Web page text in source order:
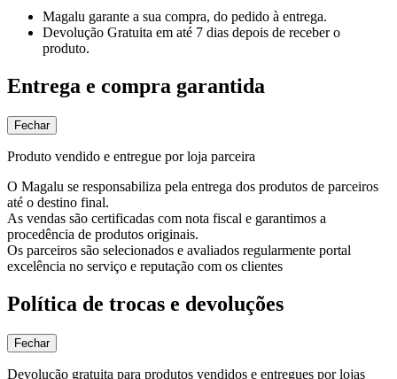
Magalu garante a sua compra, do pedido à entrega.
Devolução Gratuita em até 7 dias depois de receber o
produto.
Entrega e compra garantida
Fechar
Produto vendido e entregue por loja parceira
O Magalu se responsabiliza pela entrega dos produtos de parceiros
até o destino final.
As vendas são certificadas com nota fiscal e garantimos a
procedência de produtos originais.
Os parceiros são selecionados e avaliados regularmente portal
excelência no serviço e reputação com os clientes
Política de trocas e devoluções
Fechar
Devolução gratuita para produtos vendidos e entregues por lojas